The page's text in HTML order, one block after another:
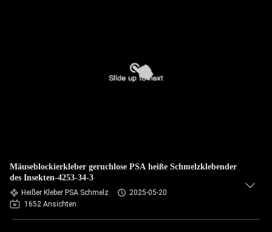
Mäuseblockierkleber geruchlose PSA heiße Schmelzklebender
des Insekten-4253-34-3
Heißer Kleber PSA Schmelz
2025-05-20
1652 Ansichten